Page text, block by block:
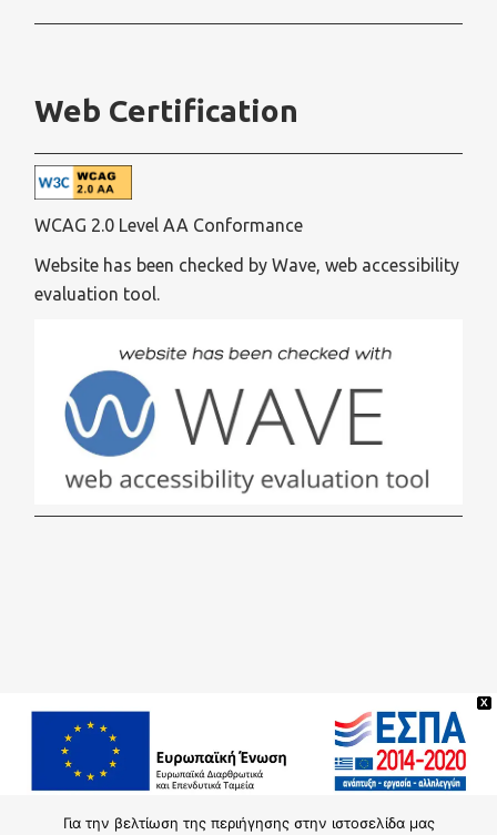
Web Certification
WCAG 2.0 Level AA Conformance
Website has been checked by Wave, web accessibility
evaluation tool.
Για την βελτίωση της περιήγησης στην ιστοσελίδα μας
X